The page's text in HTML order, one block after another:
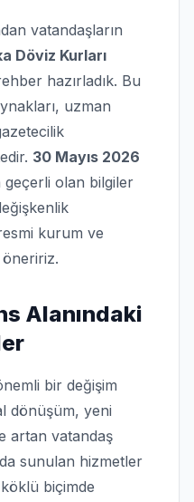
vatandaşların
Döviz Kurları
hazırladık. Bu
uzman
30 Mayıs 2026
geçerli olan bilgiler
kurum ve
Alanındaki
bir değişim
dönüşüm, yeni
artan vatandaş
sunulan hizmetler
biçimde